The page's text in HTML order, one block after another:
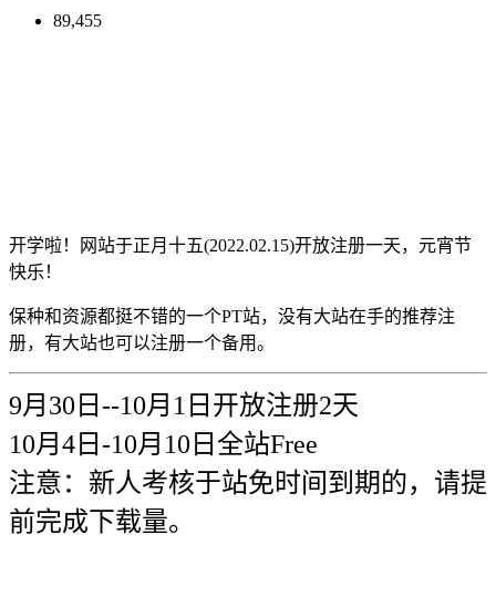
89,455
开学啦！网站于正月十五(2022.02.15)开放注册一天，元宵节
快乐！
保种和资源都挺不错的一个PT站，没有大站在手的推荐注
册，有大站也可以注册一个备用。
9月30日--10月1日开放注册2天
10月4日-10月10日全站Free
注意：新人考核于站免时间到期的，请提
前完成下载量。